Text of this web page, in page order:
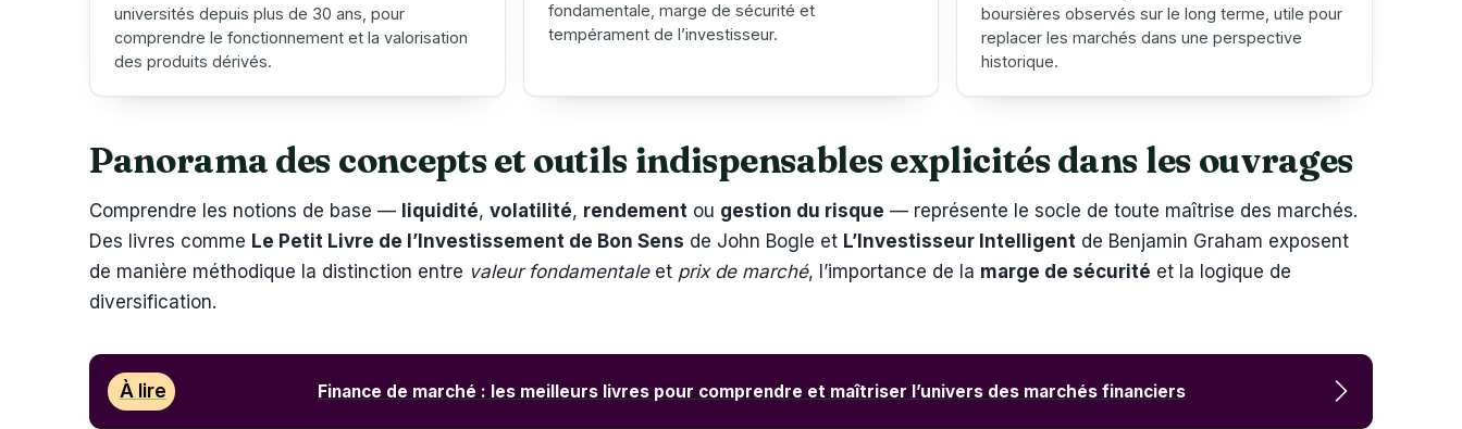
universités depuis plus de 30 ans, pour
comprendre le fonctionnement et la valorisation
des produits dérivés.
fondamentale, marge de sécurité et
tempérament de l’investisseur.
boursières observés sur le long terme, utile pour
replacer les marchés dans une perspective
historique.
Panorama des concepts et outils indispensables explicités dans les ouvrages
Comprendre les notions de base — liquidité, volatilité, rendement ou gestion du risque — représente le socle de toute maîtrise des marchés.
Des livres comme Le Petit Livre de l’Investissement de Bon Sens de John Bogle et L’Investisseur Intelligent de Benjamin Graham exposent
de manière méthodique la distinction entre valeur fondamentaleet prix de marché, l’importance de la marge de sécurité et la logique de
diversification.
À lire Finance de marché : les meilleurs livres pour comprendre et maîtriser l’univers des marchés financiers